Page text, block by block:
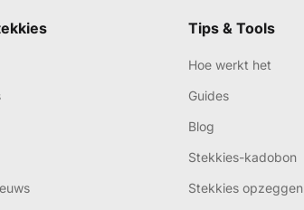
Tips & Tools
Hoe werkt het
Guides
Blog
Stekkies-kadobon
Stekkies opzeggen